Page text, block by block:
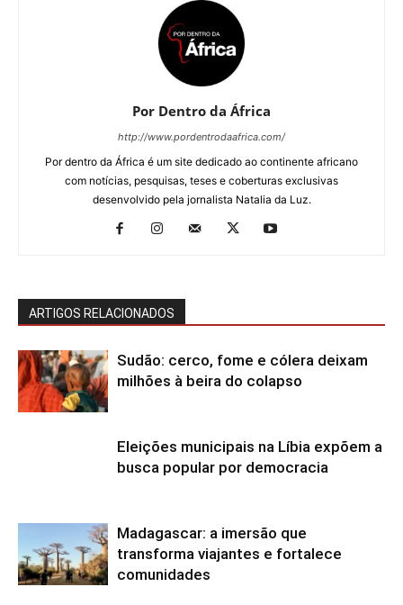
Por Dentro da África
http://www.pordentrodaafrica.com/
Por dentro da África é um site dedicado ao continente africano
com notícias, pesquisas, teses e coberturas exclusivas
desenvolvido pela jornalista Natalia da Luz.
ARTIGOS RELACIONADOS
Sudão: cerco, fome e cólera deixam
milhões à beira do colapso
Eleições municipais na Líbia expõem a
busca popular por democracia
Madagascar: a imersão que
transforma viajantes e fortalece
comunidades